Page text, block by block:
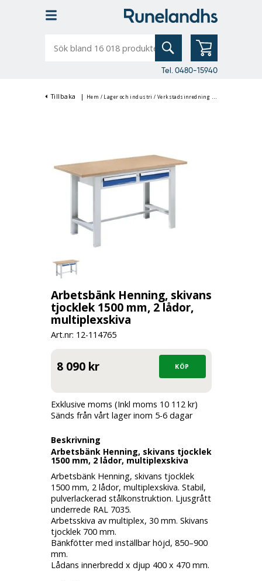
bland
Tel. 0480-15940
Tillbaka | Hem / Lager och industri / Verkstadsinredning
Arbetsbänk Henning, skivans
tjocklek 1500 mm, 2 lådor,
multiplexskiva
Art.nr: 12-114765
8 090 kr
Exklusive moms (Inkl moms 10 112 kr)
Sänds från vårt lager inom 5-6 dagar
Beskrivning
Arbetsbänk Henning, skivans tjocklek
1500 mm, 2 lådor, multiplexskiva
Arbetsbänk Henning, skivans tjocklek
1500 mm, 2 lådor, multiplexskiva. Stabil,
pulverlackerad stålkonstruktion. Ljusgrått
underrede RAL 7035.
Arbetsskiva av multiplex, 30 mm. Skivans
tjocklek 700 mm.
Bänkfötter med inställbar höjd, 850–900
mm.
Lådans innerbredd x djup 400 x 470 mm.